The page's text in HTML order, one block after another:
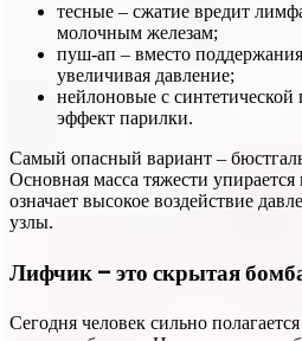
тесные – сжатие вредит
молочным железам;
пуш-ап – вместо
увеличивая давление;
нейлоновые с синтетической
эффект парилки.
Самый опасный вариант –
Основная масса тяжести
означает высокое воздействие
узлы.
Лифчик – это скрытая
Сегодня человек сильно